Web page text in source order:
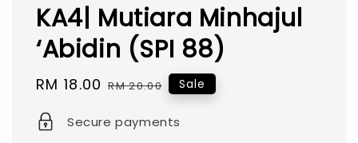
KA4| Mutiara Minhajul
‘Abidin (SPI 88)
Sale
RM 18.00 Regular
RM 20.00 Sale
Secure payments